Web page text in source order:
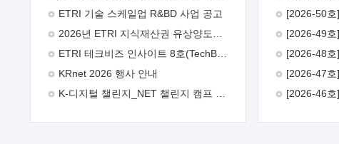
추진목적: ETRI 인력을 기업현장에 파견.
기술지원을 실시함으로써 ETRI 개발기술의
극대화하고, 지원기업을 강견기업으로
육성하고자 함.  신청자격: ETRI
ETRI 창업/연구소기업, 기술이전/출자기업
ETRI 기술 스케일업 R&BD 사업 공고
ETRI 테크비즈 인사이트 8호(TechBiz Insight Vol.8) 발간
KRnet 2026 행사 안내